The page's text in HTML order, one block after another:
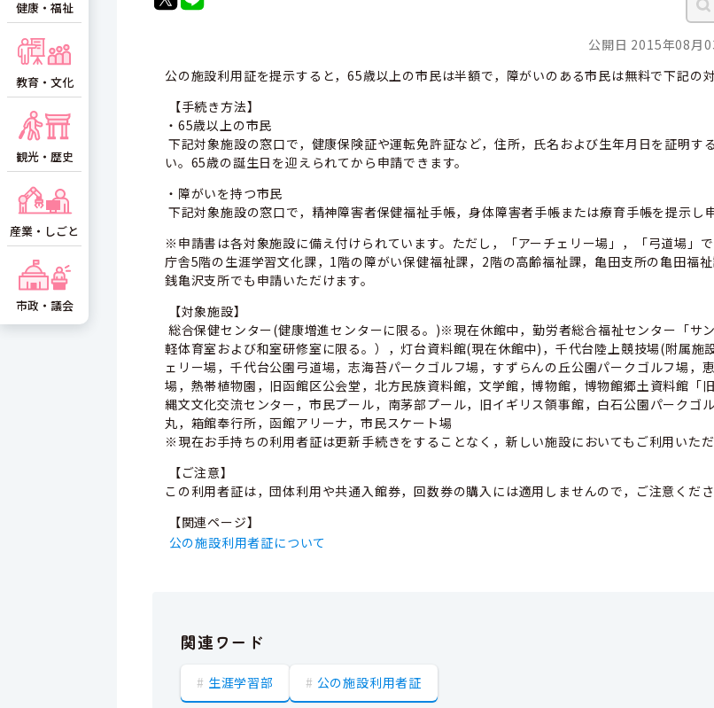
公開日 2015年08月
公の施設利用証を提示すると，65歳以上の市民は半額で，障がいのある市民は無料で下記の
【手続き方法】
・65歳以上の市民
下記対象施設の窓口で，健康保険証や運転免許証など，住所，氏名および生年月日を証明す
い。65歳の誕生日を迎えられてから申請できます。
・障がいを持つ市民
下記対象施設の窓口で，精神障害者保健福祉手帳，身体障害者手帳または療育手帳を提示し
※申請書は各対象施設に備え付けられています。ただし，「アーチェリー場」，「弓道場」
庁舎5階の生涯学習文化課，1階の障がい保健福祉課，2階の高齢福祉課，亀田支所の亀田福祉
銭亀沢支所でも申請いただけます。
【対象施設】
総合保健センター(健康増進センターに限る。)※現在休館中，勤労者総合福祉センター「サン
軽体育室および和室研修室に限る。），灯台資料館(現在休館中)，千代台陸上競技場(附属施
ェリー場，千代台公園弓道場，志海苔パークゴルフ場，すずらんの丘公園パークゴルフ場，
場，熱帯植物園，旧函館区公会堂，北方民族資料館，文学館，博物館，博物館郷土資料館「
縄文文化交流センター，市民プール，南茅部プール，旧イギリス領事館，白石公園パークゴ
丸，箱館奉行所，函館アリーナ，市民スケート場
※現在お手持ちの利用者証は更新手続きをすることなく，新しい施設においてもご利用いただ
【ご注意】
この利用者証は，団体利用や共通入館券，回数券の購入には適用しませんので，ご注意くださ
【関連ページ】
公の施設利用者証について
関連ワード
生涯学習部 公の施設利用者証
健康・福祉
教育・文化
観光・歴史
産業・しごと
市政・議会